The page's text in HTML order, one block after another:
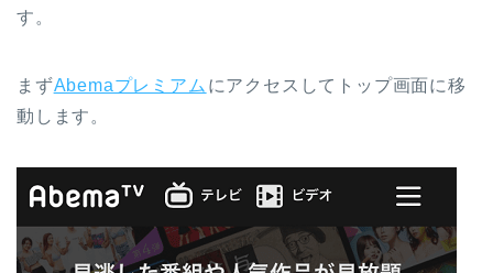
す。
まずAbemaプレミアム にアクセスしてトップ画面に移
動します。